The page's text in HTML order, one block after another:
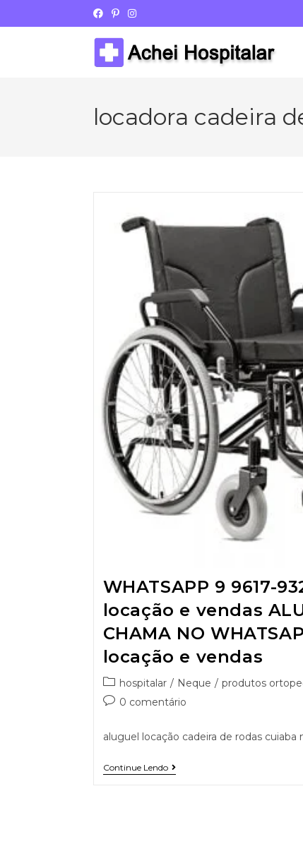
locadora cadeira
WHATSAPP 9 9617-
locação e vendas
CHAMA NO
locação e vendas
hospitalar / Neque / produtos
0 comentário
aluguel locação cadeira de rodas cuiaba
Continue Lendo